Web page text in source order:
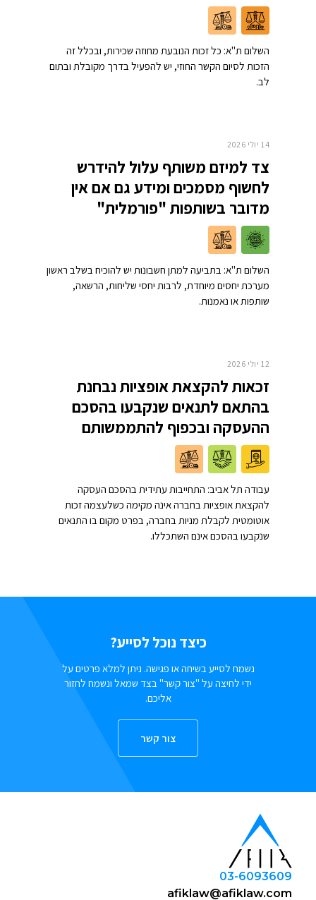
השלום ת"א: כל זכות הנובעת מחוזה שכירות, ובכלל זה
הזכות לסיום הקשר החוזי, יש להפעיל בדרך מקובלת ובתום
לב.
14 יולי 2026
צד למיזם משותף עלול להידרש
לחשוף מסמכים ומידע גם אם אין
מדובר בשותפות "פורמלית"
השלום ת"א: בתביעה למתן חשבונות יש להוכיח בשלב ראשון
מערכת יחסים מיוחדת, לרבות יחסי שליחות, הרשאה,
שותפות או נאמנות.
12 יולי 2026
זכאות להקצאת אופציות נבחנת
בהתאם לתנאים שנקבעו בהסכם
ההעסקה ובכפוף להתממשותם
עבודה תל אביב: התחייבות עתידית בהסכם העסקה
להקצאת אופציות בחברה אינה מקימה כשלעצמה זכות
אוטומטית לקבלת מניות בחברה, בפרט מקום בו התנאים
שנקבעו בהסכם אינם השתכללו.
כיצד נוכל לסייע?
נשמח לסייע בשיחה או פגישה. ניתן למלא פרטים על
ידי לחיצה על "צור קשר" בצד שמאל ונשמח לחזור
אליכם.
צור קשר
03-6093609
afiklaw@afiklaw.com